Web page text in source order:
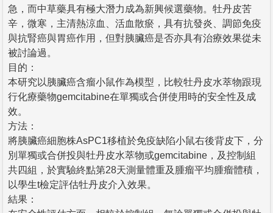
急，而中草藥具有極大潛力成為新興候選藥物。牡丹皮苦
辛，微寒，主清熱涼血、活血散瘀，具有抗發炎、調節免疫
與抗腎癌與胃癌作用，但對胰臟癌是否亦具有治療效果從未
被討論過。
目的：
本研究以胰臟癌含瘤小鼠作為模型，比較牡丹皮水萃物跟現
行化療藥物gemcitabine在單獨或合併使用時的安全性及成
效。
方法：
將胰臟癌細胞株AsPC1移植於免疫缺陷小鼠右後背皮下，分
別單獨或合併投與牡丹皮水萃物或gemcitabine，及控制組
共四組，於實驗終點第28天測量體重及腫瘤平均腫瘤體積，
以學生t檢定評估牡丹皮介入效果。
結果：